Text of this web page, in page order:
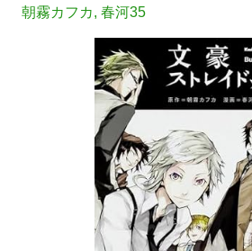
朝霧カフカ, 春河35